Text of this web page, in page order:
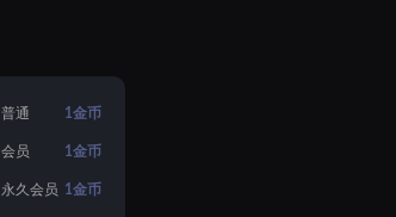
普通 1金币
会员 1金币
永久会员 1金币